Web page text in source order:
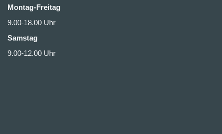
Montag-Freitag
9.00-18.00 Uhr
Samstag
9.00-12.00 Uhr